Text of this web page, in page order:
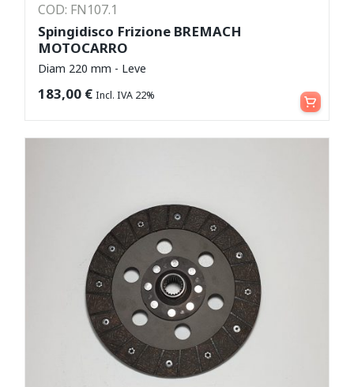
COD: FN107.1
Spingidisco Frizione BREMACH
MOTOCARRO
Diam 220 mm - Leve
183,00 € Incl. IVA 22% Aggiungi al carrello